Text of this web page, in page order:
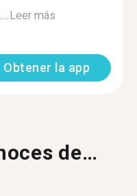
Leer más
Obtener la app
de…